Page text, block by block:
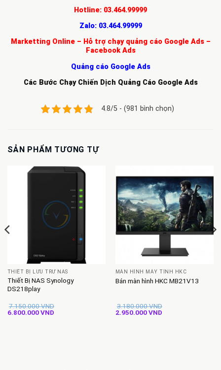
Hotline: 03.464.99999
Zalo: 03.464.99999
Marketting Online – Hỗ trợ chạy quảng cáo Google Ads –
Facebook Ads
Quảng cáo Google Ads
Các Bước Chạy Chiến Dịch Quảng Cáo Google Ads
4.8/5 - (981 bình chọn)
SẢN PHẨM TƯƠNG TỰ
THIẾT BỊ LƯU TRỮ NAS
Thiết Bị NAS Synology
DS218play
7.150.000VND
Giá
6.800.000VNDGiá
MÀN HÌNH MÁY TÍNH HKC
Bán màn hình HKC MB21V13
3.180.000VND
Giá
2.950.000VNDGiá